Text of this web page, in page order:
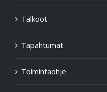
Talkoot
Tapahtumat
Toimintaohje